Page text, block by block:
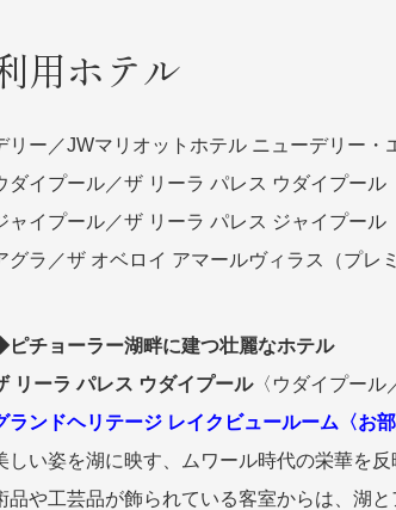
用ホテル
リー／JWマリオットホテル ニューデリー・
ダイプール／ザ リーラ パレス ウダイプール
ャイプール／ザ リーラ パレス ジャイプール
グラ／ザ オベロイ アマールヴィラス（プレ
チョーラー湖畔に建つ壮麗なホテル
リーラ パレス ウダイプール〈ウダイプール
ランドヘリテージ レイクビュールーム〈お
しい姿を湖に映す、ムワール時代の栄華を
品や工芸品が飾られている客室からは、湖